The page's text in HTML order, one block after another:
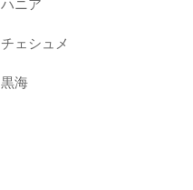
ハニア
チェシュメ
黒海